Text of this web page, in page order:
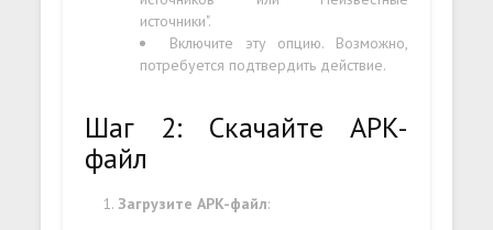
источники".
Включите эту опцию. Возможно,
потребуется подтвердить действие.
Шаг 2: Скачайте APK-
файл
Загрузите APK-файл: